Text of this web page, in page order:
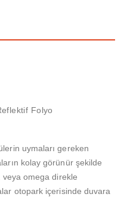
Folyo
uymaları gereken
kolay görünür şekilde
omega direkle
otopark içerisinde duvara